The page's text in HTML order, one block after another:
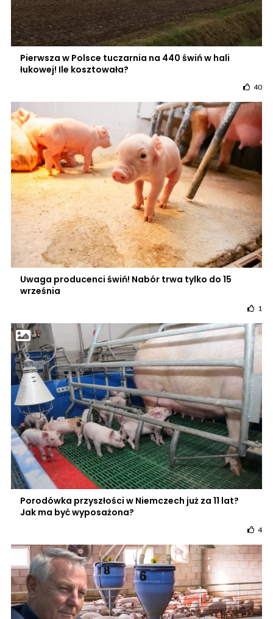
Pierwsza w Polsce tuczarnia na 440 świń w hali
łukowej! Ile kosztowała?
40
Uwaga producenci świń! Nabór trwa tylko do 15
września
1
Porodówka przyszłości w Niemczech już za 11 lat?
Jak ma być wyposażona?
4